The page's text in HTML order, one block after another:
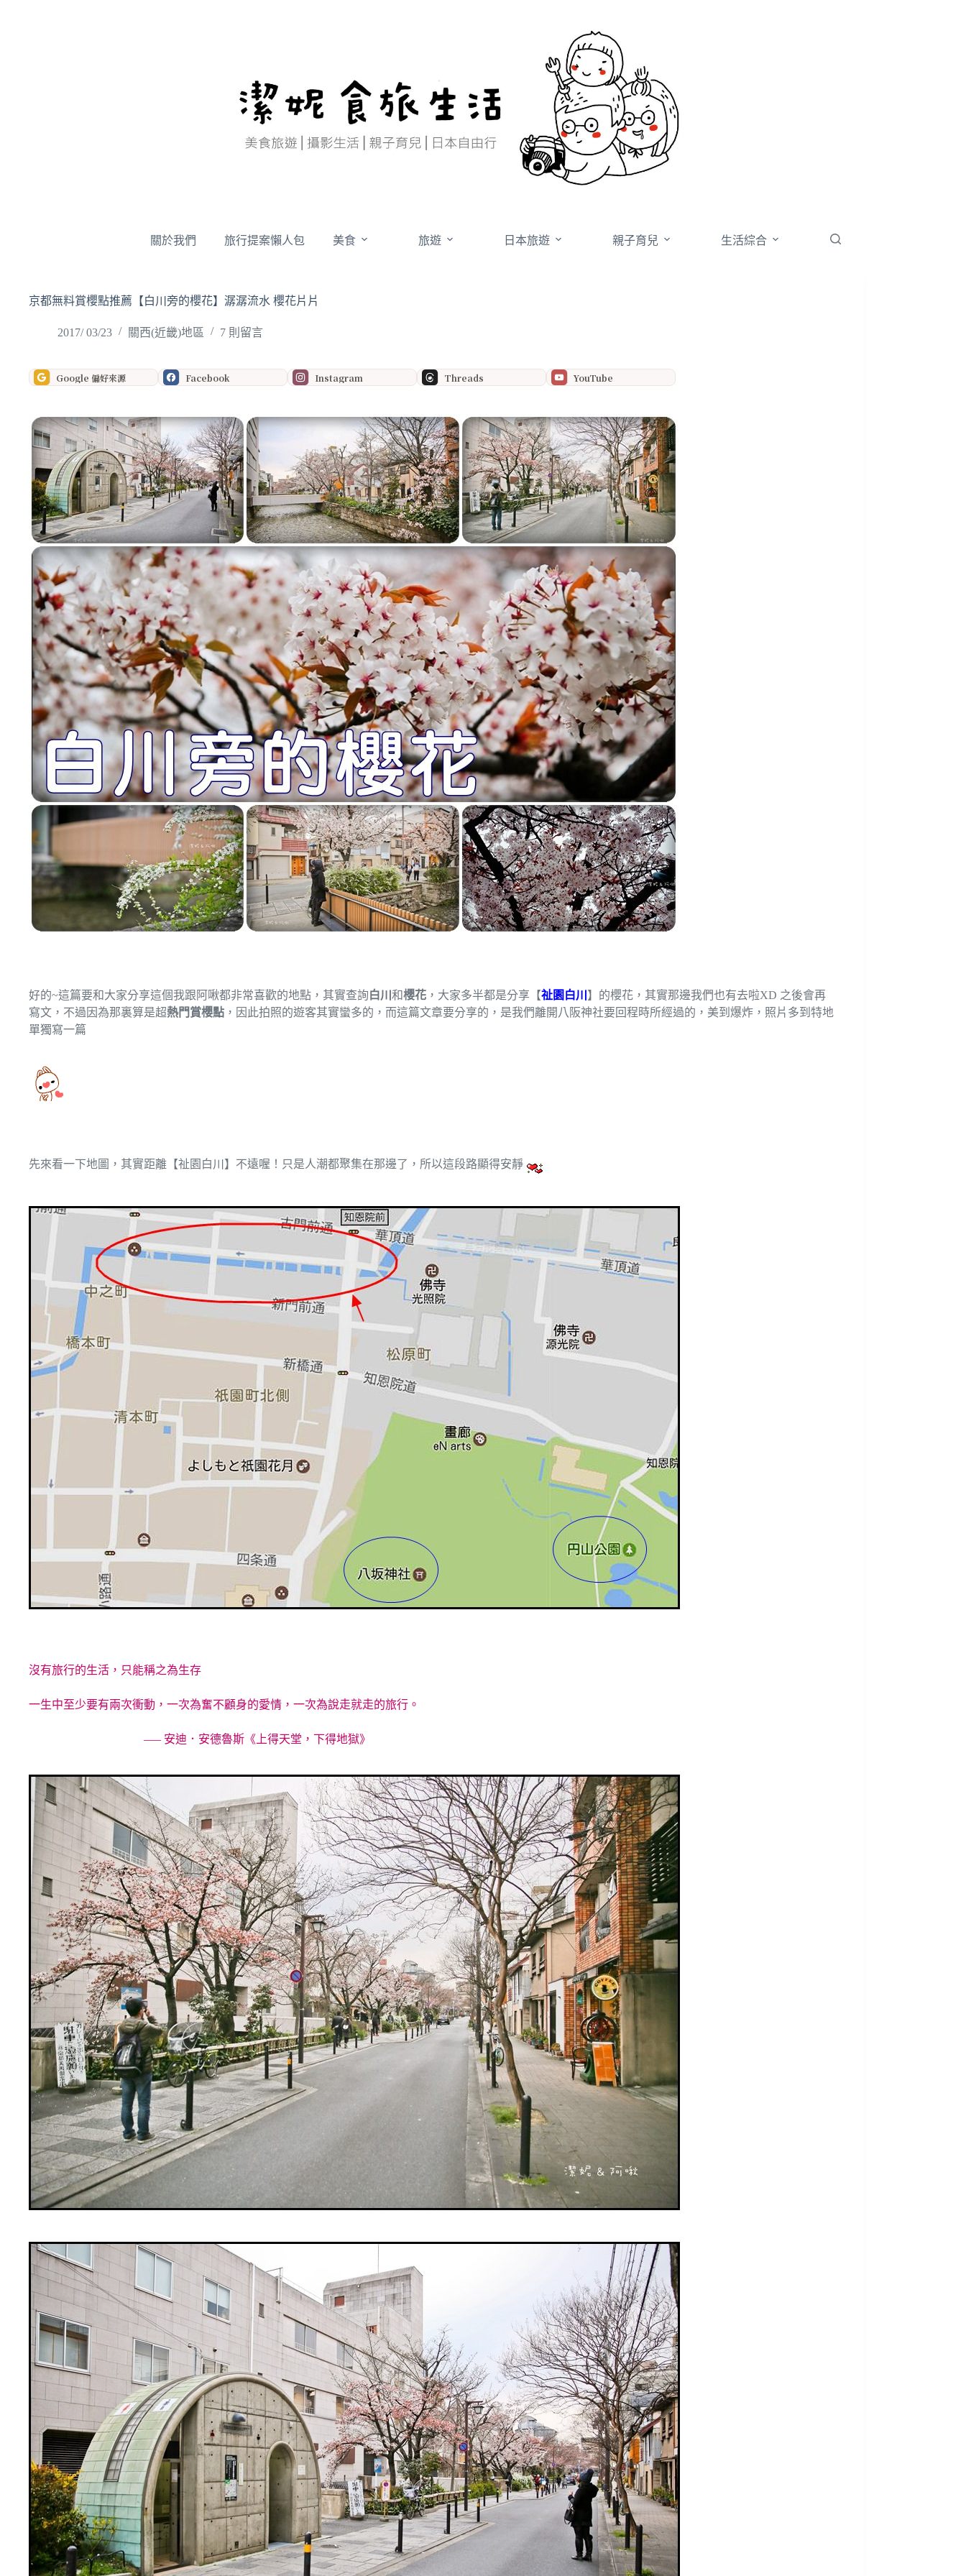
關於我們 旅行提案懶人包 美食 旅遊 日本旅遊 親子育兒 生活綜合
京都無料賞櫻點推薦【白川旁的櫻花】潺潺流水 櫻花片片
2017/ 03/23 關西(近畿)地區 7 則留言
Google 偏好來源 Facebook Instagram Threads YouTube
好的~這篇要和大家分享這個我跟阿啾都非常喜歡的地點，其實查詢白川 和櫻花 ，大家多半都是分享【祉園白川 】的櫻花，其實那邊我們也有去啦XD 之後會再
寫文，不過因為那裏算是超熱門賞櫻點 ，因此拍照的遊客其實蠻多的，而這篇文章要分享的，是我們離開八阪神社要回程時所經過的，美到爆炸，照片多到特地
單獨寫一篇
先來看一下地圖，其實距離【祉園白川】不遠喔！只是人潮都聚集在那邊了，所以這段路顯得安靜
沒有旅行的生活，只能稱之為生存
一生中至少要有兩次衝動，一次為奮不顧身的愛情，一次為說走就走的旅行。
—– 安迪．安德魯斯《上得天堂，下得地獄》